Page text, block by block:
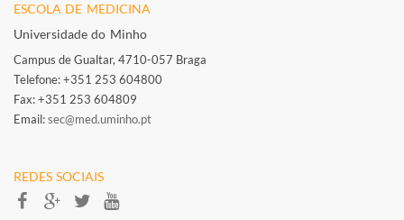
ESCOLA DE MEDICINA
Universidade do Minho
Campus de Gualtar, 4710-057 Braga
Telefone: +351 253 604800​
Fax: +351 253 604809
Email:sec@med.uminho.pt
REDES SOCIAIS​​​​